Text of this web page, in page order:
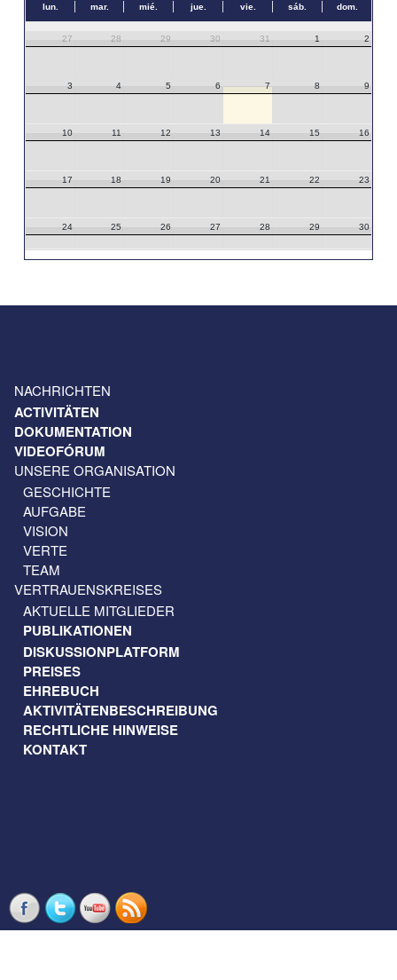
lun. mar. mié. jue. vie. sáb. dom.
27 28 29 30 31 1 2
3 4 5 6 7 8 9
10 11 12 13 14 15 16
17 18 19 20 21 22 23
24 25 26 27 28 29 30
NACHRICHTEN
ACTIVITÄTEN
DOKUMENTATION
VIDEOFÓRUM
UNSERE ORGANISATION
GESCHICHTE
AUFGABE
VISION
VERTE
TEAM
VERTRAUENSKREISES
AKTUELLE MITGLIEDER
PUBLIKATIONEN
DISKUSSIONPLATFORM
PREISES
EHREBUCH
AKTIVITÄTENBESCHREIBUNG
RECHTLICHE HINWEISE
KONTAKT